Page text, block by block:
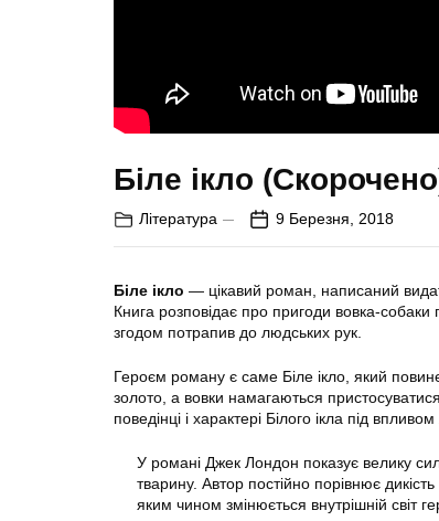
Біле ікло
Література 9 Березня, 2018
Біле ікло — цікавий роман, написаний
Книга розповідає про пригоди вовка-собаки
згодом потрапив до людських рук.
Героєм роману є саме Біле ікло, який
золото, а вовки намагаються
поведінці і характері Білого ікла під
У романі Джек Лондон показує велику
тварину. Автор постійно порівнює
яким чином змінюється внутрішній світ